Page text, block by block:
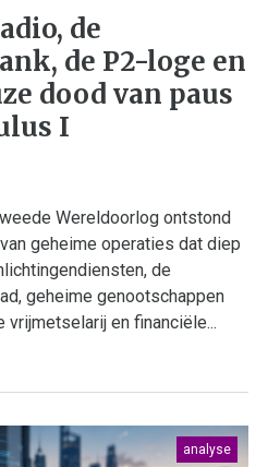
de
de P2-loge en
dood van paus
I
Wereldoorlog ontstond
geheime operaties dat diep
de
geheime genootschappen
en financiële...
analyse